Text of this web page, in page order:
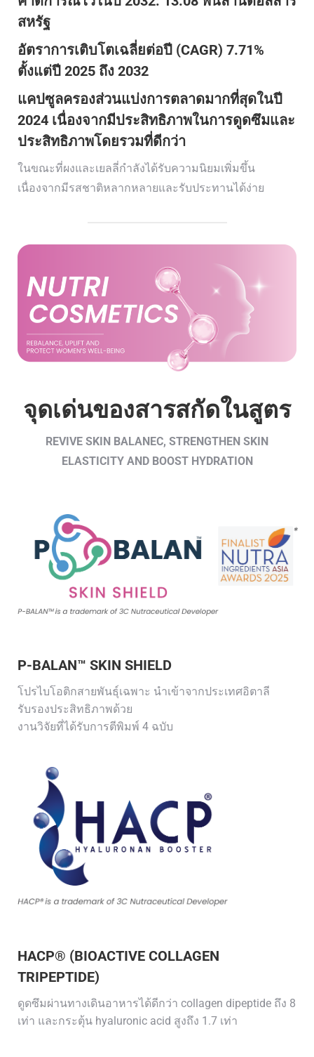
สหรัฐ
อัตราการเติบโตเฉลี่ยต่อปี (CAGR) 7.71%
ตั้งแต่ปี 2025 ถึง 2032
แคปซูลครองส่วนแบ่งการตลาดมากที่สุดในปี
2024 เนื่องจากมีประสิทธิภาพในการดูดซึมและ
ประสิทธิภาพโดยรวมที่ดีกว่า
ในขณะที่ผงและเยลลี่กำลังได้รับความนิยมเพิ่มขึ้น
เนื่องจากมีรสชาติหลากหลายและรับประทานได้ง่าย
จุดเด่นของสารสกัดในสูตร
REVIVE SKIN BALANEC, STRENGTHEN SKIN
ELASTICITY AND BOOST HYDRATION
P-BALAN™ SKIN SHIELD
โปรไบโอติกสายพันธุ์เฉพาะ นำเข้าจากประเทศอิตาลี
รับรองประสิทธิภาพด้วย
งานวิจัยที่ได้รับการตีพิมพ์ 4 ฉบับ
HACP® (BIOACTIVE COLLAGEN
TRIPEPTIDE)
ดูดซึมผ่านทางเดินอาหารได้ดีกว่า collagen dipeptide ถึง 8
เท่า และกระตุ้น hyaluronic acid สูงถึง 1.7 เท่า